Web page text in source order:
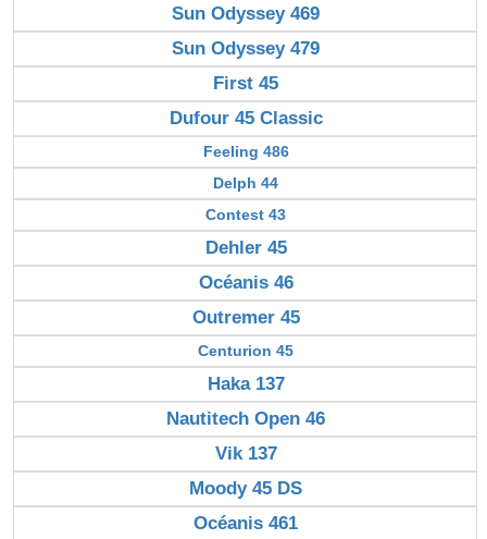
Sun Odyssey 469
Sun Odyssey 479
First 45
Dufour 45 Classic
Feeling 486
Delph 44
Contest 43
Dehler 45
Océanis 46
Outremer 45
Centurion 45
Haka 137
Nautitech Open 46
Vik 137
Moody 45 DS
Océanis 461